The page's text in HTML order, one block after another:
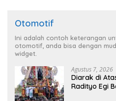
Otomotif
Ini adalah contoh keterangan
otomotif, anda bisa dengan
widget.
Agustus 7, 2026
Diarak di
Radityo Egi